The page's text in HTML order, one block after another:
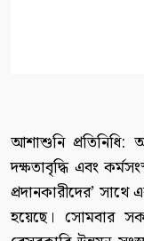
আশাশুনি প্রতিনিধি:
দক্ষতাবৃদ্ধি এবং
প্রদানকারীদের’
হয়েছে। সোমবার